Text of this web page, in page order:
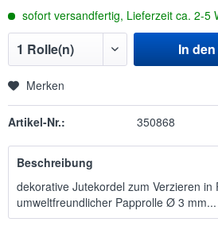
sofort versandfertig, Lieferzeit ca. 2-5
In den
Merken
Artikel-Nr.: 350868
Beschreibung
dekorative Jutekordel zum Verzieren in
umweltfreundlicher Papprolle Ø 3 mm...